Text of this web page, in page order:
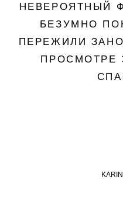
НЕВЕРОЯТНЫЙ
БЕЗУМНО
ПЕРЕЖИЛИ
ПРОСМОТРЕ